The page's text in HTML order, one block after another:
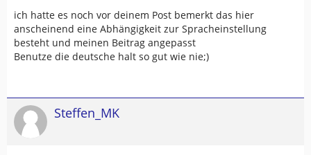
ich hatte es noch vor deinem Post bemerkt das hier
anscheinend eine Abhängigkeit zur Spracheinstellung
besteht und meinen Beitrag angepasst
Benutze die deutsche halt so gut wie nie;)
Steffen_MK